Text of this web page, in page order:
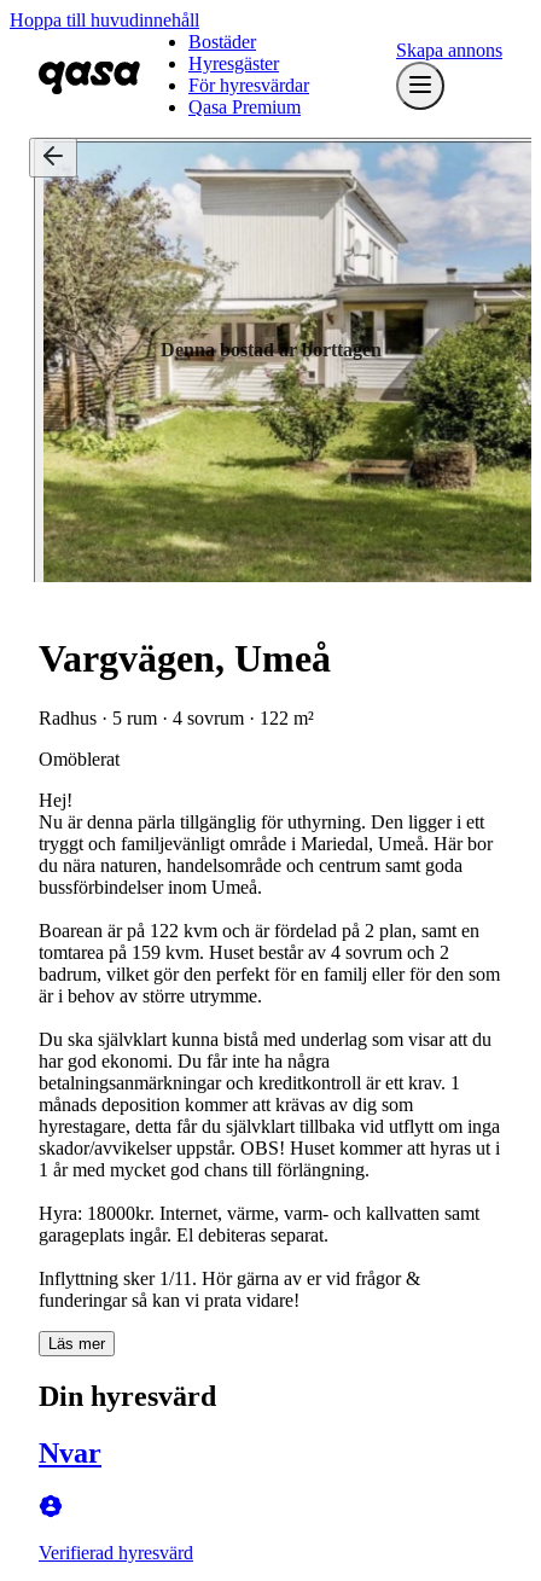
Hoppa till huvudinnehåll
Bostäder
Hyresgäster
För hyresvärdar
Qasa Premium
Skapa annons
Denna bostad är borttagen
Vargvägen, Umeå
Radhus · 5 rum · 4 sovrum · 122 m²
Omöblerat
Hej!
Nu är denna pärla tillgänglig för uthyrning. Den ligger i ett
tryggt och familjevänligt område i Mariedal, Umeå. Här bor
du nära naturen, handelsområde och centrum samt goda
bussförbindelser inom Umeå.
Boarean är på 122 kvm och är fördelad på 2 plan, samt en
tomtarea på 159 kvm. Huset består av 4 sovrum och 2
badrum, vilket gör den perfekt för en familj eller för den som
är i behov av större utrymme.
Du ska självklart kunna bistå med underlag som visar att du
har god ekonomi. Du får inte ha några
betalningsanmärkningar och kreditkontroll är ett krav. 1
månads deposition kommer att krävas av dig som
hyrestagare, detta får du självklart tillbaka vid utflytt om inga
skador/avvikelser uppstår. OBS! Huset kommer att hyras ut i
1 år med mycket god chans till förlängning.
Hyra: 18000kr. Internet, värme, varm- och kallvatten samt
garageplats ingår. El debiteras separat.
Inflyttning sker 1/11. Hör gärna av er vid frågor &
funderingar så kan vi prata vidare!
Läs mer
Din hyresvärd
Nvar
Verifierad hyresvärd